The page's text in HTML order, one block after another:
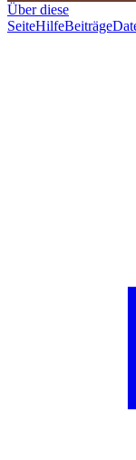
Über diese
SeiteHilfeBeiträge